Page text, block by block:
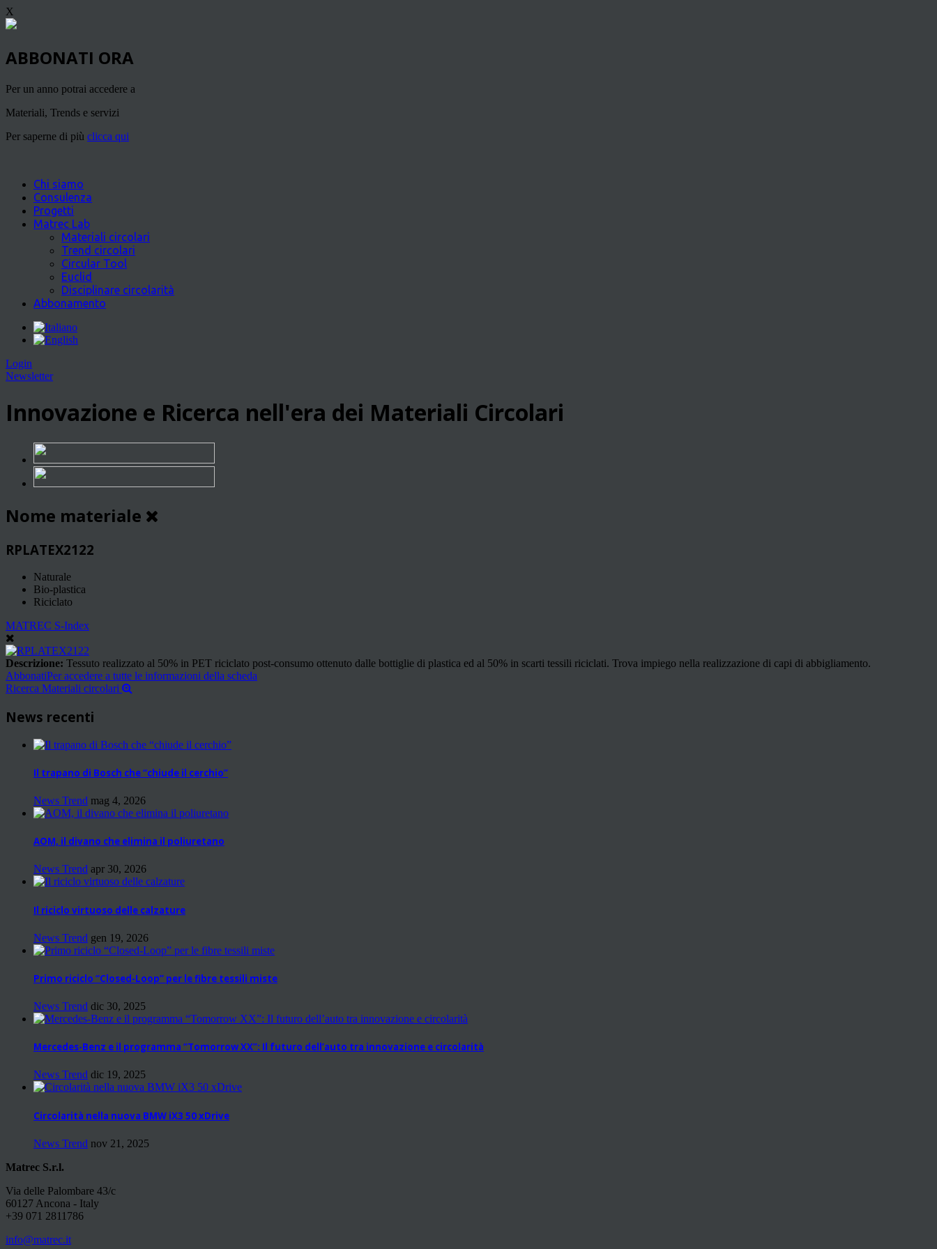
X
ABBONATI ORA
Per un anno potrai accedere a
Materiali, Trends e servizi
Per saperne di più clicca qui
Chi siamo
Consulenza
Progetti
Matrec Lab
Materiali circolari
Trend circolari
Circular Tool
Euclid
Disciplinare circolarità
Abbonamento
Login
Newsletter
Innovazione e Ricerca nell'era dei Materiali Circolari
Nome materiale
RPLATEX2122
Naturale
Bio-plastica
Riciclato
MATREC S-Index
Descrizione: Tessuto realizzato al 50% in PET riciclato post-consumo ottenuto dalle bottiglie di plastica ed al 50% in scarti tessili riciclati. Trova impiego nella realizzazione di capi di abbigliamento.
AbbonatiPer accedere a tutte le informazioni della scheda
Ricerca Materiali circolari
News recenti
Il trapano di Bosch che “chiude il cerchio”
News Trend mag 4, 2026
AOM, il divano che elimina il poliuretano
News Trend apr 30, 2026
Il riciclo virtuoso delle calzature
News Trend gen 19, 2026
Primo riciclo “Closed-Loop” per le fibre tessili miste
News Trend dic 30, 2025
Mercedes-Benz e il programma “Tomorrow XX”: Il futuro dell’auto tra innovazione e circolarità
News Trend dic 19, 2025
Circolarità nella nuova BMW iX3 50 xDrive
News Trend nov 21, 2025
Matrec S.r.l.
Via delle Palombare 43/c
60127 Ancona - Italy
+39 071 2811786
info@matrec.it